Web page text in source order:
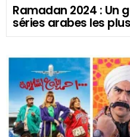
Ramadan 2024 : Un
séries arabes les